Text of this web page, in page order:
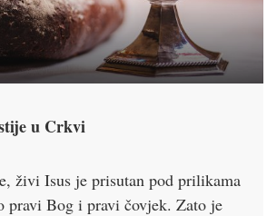
u Crkvi
živi Isus je prisutan pod prilikama
pravi Bog i pravi čovjek. Zato je